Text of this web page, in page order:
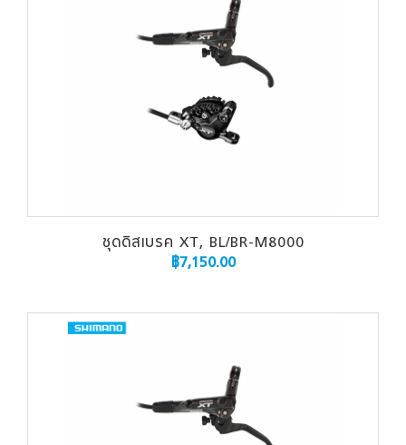
ชุดดิสเบรค XT, BL/BR-M8000
฿7,150.00